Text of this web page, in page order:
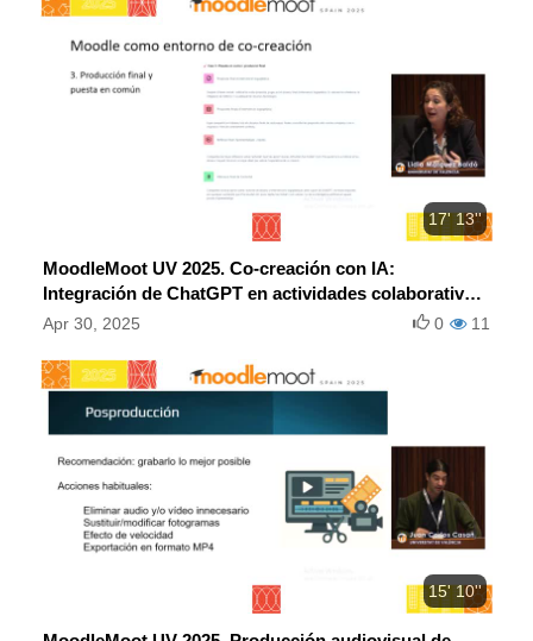
17' 13''
MoodleMoot UV 2025. Co-creación con IA:
Integración de ChatGPT en actividades colaborativas
en Moodle para potenciar la creatividad del
Apr 30, 2025 11
0
15' 10''